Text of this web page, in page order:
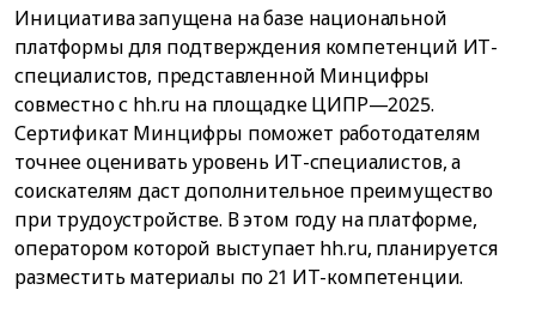
Инициатива запущена на базе национальной
платформы для подтверждения компетенций ИТ-
специалистов, представленной Минцифры
совместно с hh.ru на площадке ЦИПР—2025.
Сертификат Минцифры поможет работодателям
точнее оценивать уровень ИТ-специалистов, а
соискателям даст дополнительное преимущество
при трудоустройстве. В этом году на платформе,
оператором которой выступает hh.ru, планируется
разместить материалы по 21 ИТ-компетенции.